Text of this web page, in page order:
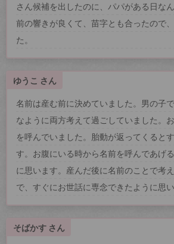
さん候補を出したのに、パパがある日な
前の響きが良くて、苗字とも合ったので
た。
ゆうこ さん
名前は産む前に決めていました。男の子
なように両方考えて過ごしていました。
を呼んでいました。胎動が返ってくると
す。お腹にいる時から名前を呼んであげ
に思います。産んだ後に名前のことで考
で、すぐにお世話に専念できたように思い
そばかす さん